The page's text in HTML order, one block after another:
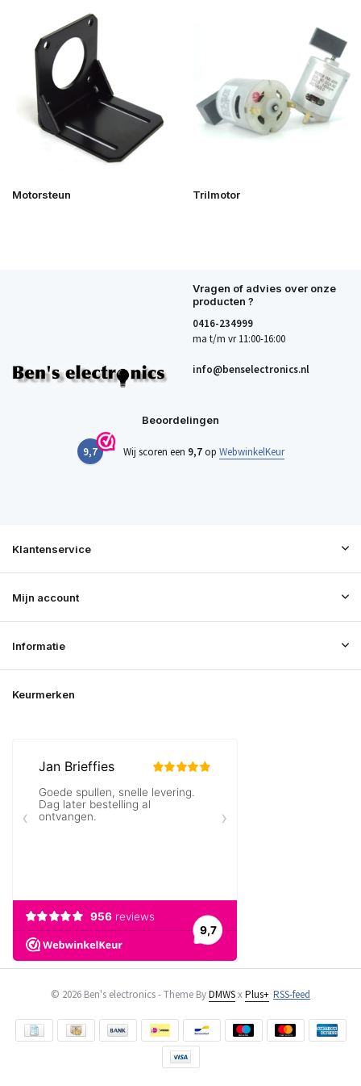
Motorsteun Trilmotor
Vragen of advies over onze
producten ?
0416-234999
ma t/m vr 11:00-16:00
info@benselectronics.nl
Beoordelingen
9,7 Wij scoren een 9,7op WebwinkelKeur
Klantenservice
Mijn account
Informatie
Keurmerken
© 2026 Ben's electronics - Theme ByDMWSxPlus+ RSS-feed